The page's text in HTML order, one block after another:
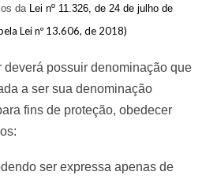
da Lei nº 11.326, de 24 de julho de
Lei nº 13.606, de 2018)
deverá possuir denominação que
a ser sua denominação
fins de proteção, obedecer
ser expressa apenas de